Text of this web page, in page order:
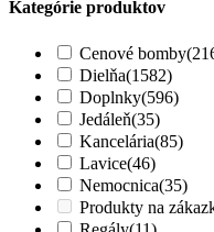
Kategórie produktov
Cenové bomby
Dielňa(1582)
Doplnky(596)
Jedáleň(35)
Kancelária(85)
Lavice(46)
Nemocnica(35)
Produkty na